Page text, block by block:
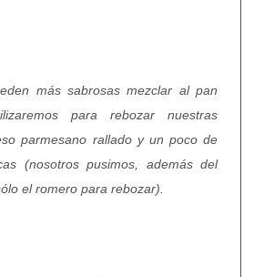
más sabrosas mezclar al pan
para rebozar nuestras
parmesano rallado y un poco de
(nosotros pusimos, además del
el romero para rebozar).